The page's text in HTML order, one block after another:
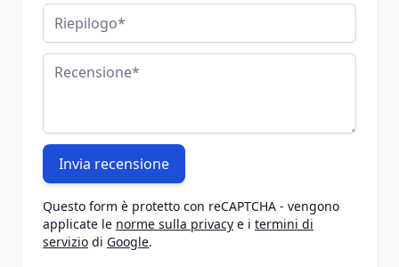
Riepilogo
Recensione
Invia recensione
Questo form è protetto con reCAPTCHA - vengono
applicate le norme sulla privacy e i termini di
servizio di Google.